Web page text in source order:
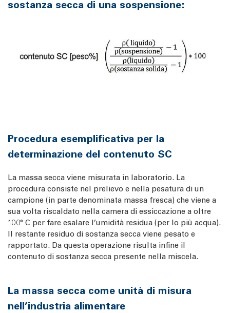
sostanza secca di una sospensione:
Procedura esemplificativa per la
determinazione del contenuto SC
La massa secca viene misurata in laboratorio. La
procedura consiste nel prelievo e nella pesatura di un
campione (in parte denominata massa fresca) che viene a
sua volta riscaldato nella camera di essiccazione a oltre
100° C per fare esalare l’umidità residua (per lo più acqua).
Il restante residuo di sostanza secca viene pesato e
rapportato. Da questa operazione risulta infine il
contenuto di sostanza secca presente nella miscela.
La massa secca come unità di misura
nell’industria alimentare